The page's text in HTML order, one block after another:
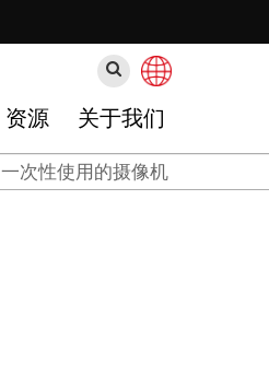
一次性使用的摄像机
资源 关于我们
搜